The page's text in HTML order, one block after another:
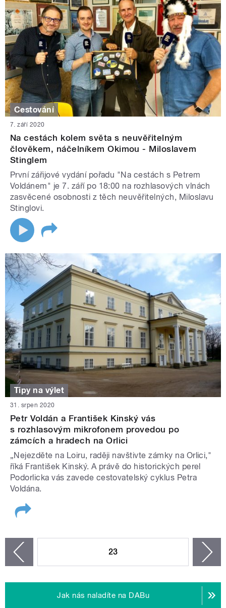
Cestování
7. září 2020
Na cestách kolem světa s neuvěřitelným
člověkem, náčelníkem Okimou - Miloslavem
Stinglem
První zářijové vydání pořadu "Na cestách s Petrem
Voldánem" je 7. září po 18:00 na rozhlasových vlnách
zasvěcené osobnosti z těch neuvěřitelných, Miloslavu
Stinglovi.
Tipy na výlet
31. srpen 2020
Petr Voldán a František Kinský vás
s rozhlasovým mikrofonem provedou po
zámcích a hradech na Orlici
„Nejezděte na Loiru, raději navštivte zámky na Orlici,"
říká František Kinský. A právě do historických perel
Podorlicka vás zavede cestovatelský cyklus Petra
Voldána.
23
Jak nás naladíte na DABu